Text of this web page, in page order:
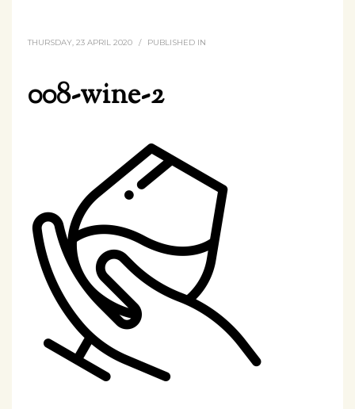
THURSDAY, 23 APRIL 2020 / PUBLISHED IN
008-wine-2